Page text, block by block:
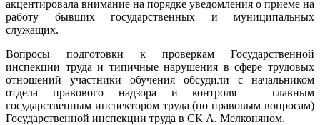
акцентировала внимание на порядке уведомления о приеме на
работу бывших государственных и муниципальных
служащих.
Вопросы подготовки к проверкам Государственной
инспекции труда и типичные нарушения в сфере трудовых
отношений участники обучения обсудили с начальником
отдела правового надзора и контроля – главным
государственным инспектором труда (по правовым вопросам)
Государственной инспекции труда в СК А. Мелконяном.